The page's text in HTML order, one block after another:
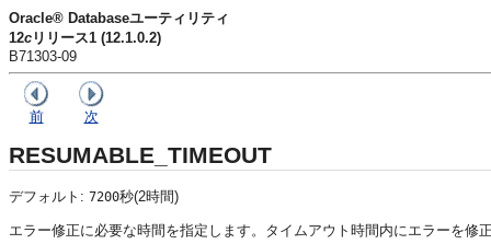
Oracle® Databaseユーティリティ
12c リリース1 (12.1.0.2)
B71303-09
前 次
RESUMABLE_TIMEOUT
デフォルト: 7200秒(2時間)
エラー修正に必要な時間を指定します。タイムアウト時間内にエラーを修